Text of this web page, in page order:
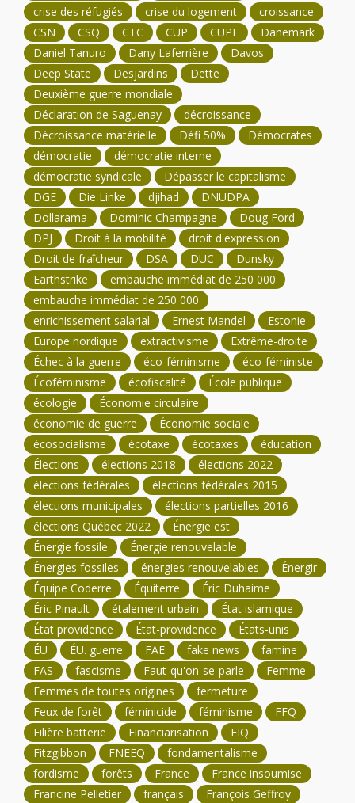
crise des réfugiés
crise du logement
croissance
CSN
CSQ CTC CUP CUPE
Danemark
Daniel Tanuro
Dany Laferrière
Davos
Deep State
Desjardins
Dette
Deuxième guerre mondiale
Déclaration de Saguenay
décroissance
Décroissance matérielle
Défi 50%
Démocrates
démocratie
démocratie interne
démocratie syndicale
Dépasser le capitalisme
DGE
Die Linke djihad
DNUDPA
Dollarama
Dominic Champagne
Doug Ford
DPJ
Droit à la mobilité
droit d'expression
Droit de fraîcheur
DSA DUC
Dunsky
Earthstrike
embauche immédiat de 250 000
embauche immédiat de 250 000
enrichissement salarial
Ernest Mandel
Estonie
Europe nordique
extractivisme
Extrême-droite
Échec à la guerre
éco-féminisme
éco-féministe
Écoféminisme
écofiscalité
École publique
écologie
Économie circulaire
économie de guerre
Économie sociale
écosocialisme
écotaxe écotaxes
éducation
Élections
élections 2018
élections 2022
élections fédérales
élections fédérales 2015
élections municipales
élections partielles 2016
élections Québec 2022
Énergie est
Énergie fossile
Énergie renouvelable
Énergies fossiles
énergies renouvelables
Énergir
Équipe Coderre
Équiterre
Éric Duhaime
Éric Pinault
étalement urbain
État islamique
État providence
État-providence
États-unis
ÉU
ÉU. guerre FAE fake news
famine
FAS
fascisme Faut-qu'on-se-parle
Femme
Femmes de toutes origines
fermeture
Feux de forêt
féminicide féminisme
FFQ
Filière batterie
Financiarisation
FIQ
Fitzgibbon
FNEEQ
fondamentalisme
fordisme
forêts France
France insoumise
Francine Pelletier
français
François Geffroy